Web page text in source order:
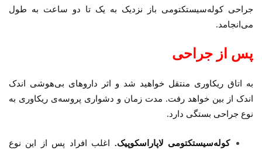
جراحی کوله‌سیستکتومی باز نزدیک به یک تا دو ساعت به طول
می‌انجامد.
پس از جراحی
به اتاق ریکاوری منتقل خواهید شد و اثر داروهای بی‌هوشی اندک
اندک از بین خواهد رفت. مدت زمان و دشواری پروسه‌ی ریکاوری به
نوع جراحی بستگی دارد.
کوله‌سیستکتومی لاپاراسکوپیک. اغلب افراد پس از این نوع